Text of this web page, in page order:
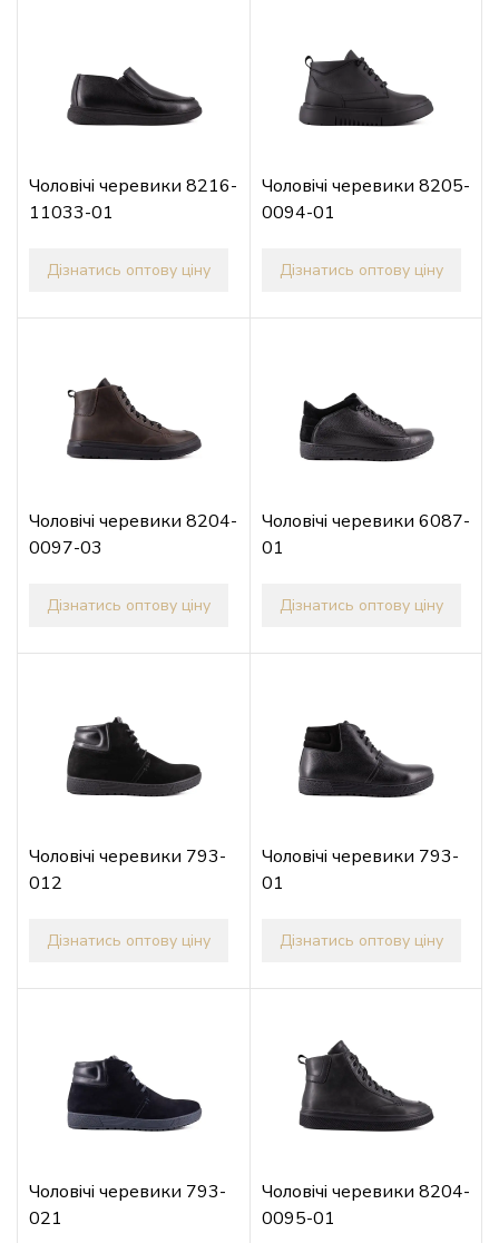
Чоловічі черевики 8216-
11033-01
Дізнатись оптову ціну
Чоловічі черевики 8205-
0094-01
Дізнатись оптову ціну
Чоловічі черевики 8204-
0097-03
Дізнатись оптову ціну
Чоловічі черевики 6087-
01
Дізнатись оптову ціну
Чоловічі черевики 793-
012
Дізнатись оптову ціну
Чоловічі черевики 793-
01
Дізнатись оптову ціну
Чоловічі черевики 793-
021
Чоловічі черевики 8204-
0095-01